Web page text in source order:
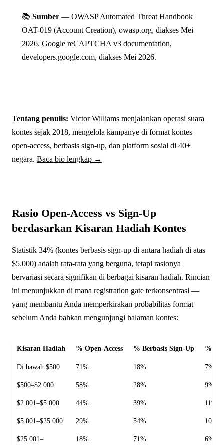
📚 Sumber — OWASP Automated Threat Handbook
OAT-019 (Account Creation), owasp.org, diakses Mei
2026. Google reCAPTCHA v3 documentation,
developers.google.com, diakses Mei 2026.
Tentang penulis: Victor Williams menjalankan operasi suara
kontes sejak 2018, mengelola kampanye di format kontes
open-access, berbasis sign-up, dan platform sosial di 40+
negara. Baca bio lengkap →
Rasio Open-Access vs Sign-Up
berdasarkan Kisaran Hadiah Kontes
Statistik 34% (kontes berbasis sign-up di antara hadiah di atas
$5.000) adalah rata-rata yang berguna, tetapi rasionya
bervariasi secara signifikan di berbagai kisaran hadiah. Rincian
ini menunjukkan di mana registration gate terkonsentrasi —
yang membantu Anda memperkirakan probabilitas format
sebelum Anda bahkan mengunjungi halaman kontes:
Kisaran Hadiah % Open-Access % Berbasis Sign-Up %
Di bawah $500 71% 18% 7%
$500–$2.000 58% 28% 9%
$2.001–$5.000 44% 39% 11%
$5.001–$25.000 29% 54% 10%
$25.001–
18% 71% 6%